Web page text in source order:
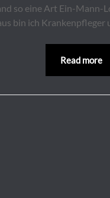
so eine Art Ein-Mann-
bin ich Krankenpfleger
Read more